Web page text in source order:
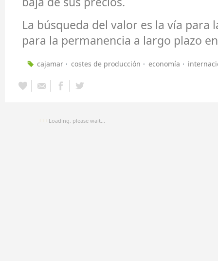
La búsqueda del valor es la vía para
para la permanencia a largo plazo
cajamar costes de producción economía
Loading, please wait...